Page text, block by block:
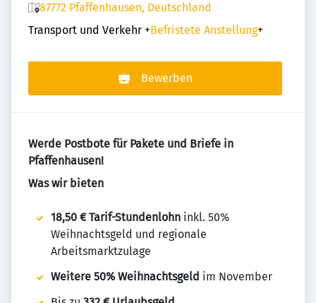
87772 Pfaffenhausen, Deutschland
Transport und Verkehr +Befristete Anstellung+
Bewerben
Werde Postbote für Pakete und Briefe in
Pfaffenhausen!
Was wir bieten
18,50 € Tarif-Stundenlohn inkl. 50%
Weihnachtsgeld und regionale
Arbeitsmarktzulage
Weitere 50% Weihnachtsgeld im November